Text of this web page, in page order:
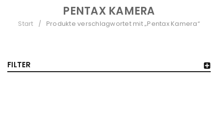
PENTAX KAMERA
Start / Produkte verschlagwortet mit „Pentax Kamera“
FILTER